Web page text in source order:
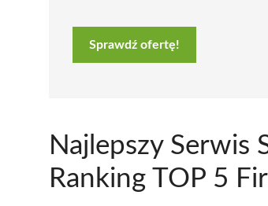
Sprawdź ofertę!
Najlepszy Serwis
Ranking TOP 5